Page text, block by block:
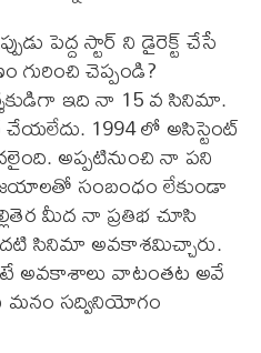
పెద్ద స్టార్ ని డైరెక్ట్ చేసే
చెప్పండి?
ఇది నా 15 వ సినిమా.
1994 లో అసిస్టెంట్
అప్పటినుంచి నా పని
సంబంధం లేకుండా
మీద నా ప్రతిభ చూసి
సినిమా అవకాశమిచ్చారు.
అవకాశాలు వాటంతట అవే
మనం సద్వినియోగం